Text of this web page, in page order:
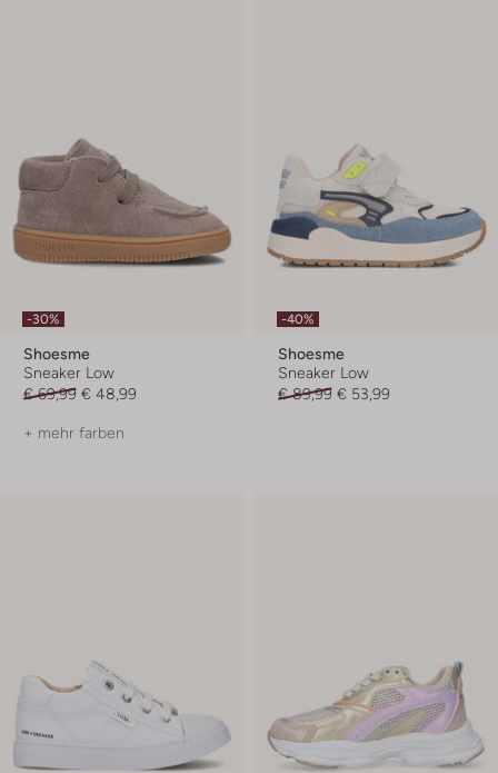
-30%
Shoesme
Sneaker Low
€ 69,99 € 48,99
+ mehr farben
-40%
Shoesme
Sneaker Low
€ 89,99 € 53,99